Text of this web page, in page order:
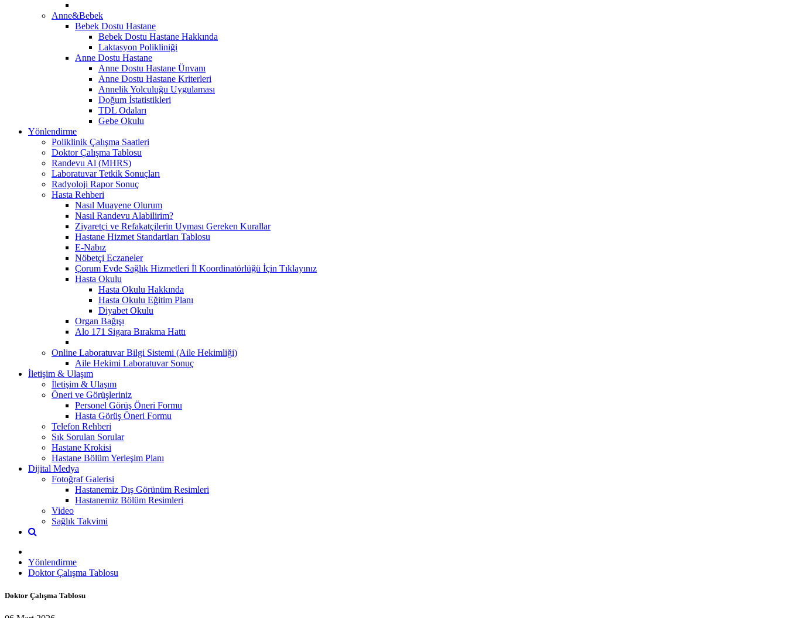
Anne&Bebek
Bebek Dostu Hastane
Bebek Dostu Hastane Hakkında
Laktasyon Polikliniği
Anne Dostu Hastane
Anne Dostu Hastane Ünvanı
Anne Dostu Hastane Kriterleri
Annelik Yolculuğu Uygulaması
Doğum İstatistikleri
TDL Odaları
Gebe Okulu
Yönlendirme
Poliklinik Çalışma Saatleri
Doktor Çalışma Tablosu
Randevu Al (MHRS)
Laboratuvar Tetkik Sonuçları
Radyoloji Rapor Sonuç
Hasta Rehberi
Nasıl Muayene Olurum
Nasıl Randevu Alabilirim?
Ziyaretçi ve Refakatçilerin Uyması Gereken Kurallar
Hastane Hizmet Standartları Tablosu
E-Nabız
Nöbetçi Eczaneler
Çorum Evde Sağlık Hizmetleri İl Koordinatörlüğü İçin Tıklayınız
Hasta Okulu
Hasta Okulu Hakkında
Hasta Okulu Eğitim Planı
Diyabet Okulu
Organ Bağışı
Alo 171 Sigara Bırakma Hattı
Online Laboratuvar Bilgi Sistemi (Aile Hekimliği)
Aile Hekimi Laboratuvar Sonuç
İletişim & Ulaşım
İletişim & Ulaşım
Öneri ve Görüşleriniz
Personel Görüş Öneri Formu
Hasta Görüş Öneri Formu
Telefon Rehberi
Sık Sorulan Sorular
Hastane Krokisi
Hastane Bölüm Yerleşim Planı
Dijital Medya
Fotoğraf Galerisi
Hastanemiz Dış Görünüm Resimleri
Hastanemiz Bölüm Resimleri
Video
Sağlık Takvimi
Yönlendirme
Doktor Çalışma Tablosu
Doktor Çalışma Tablosu